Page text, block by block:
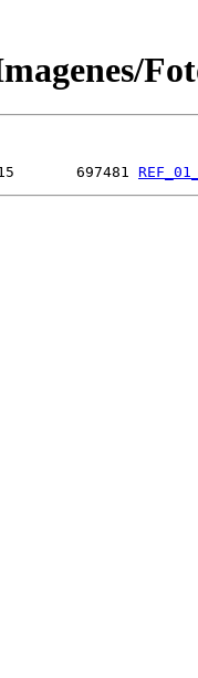
697481